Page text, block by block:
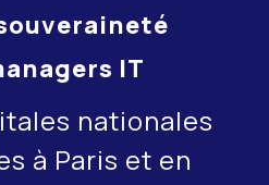
IT
nationales
à Paris et en